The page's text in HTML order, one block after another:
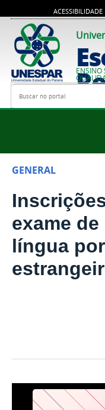
ACESSIBILIDADE
ENSINO
Busca
GENERAL
exame
língua